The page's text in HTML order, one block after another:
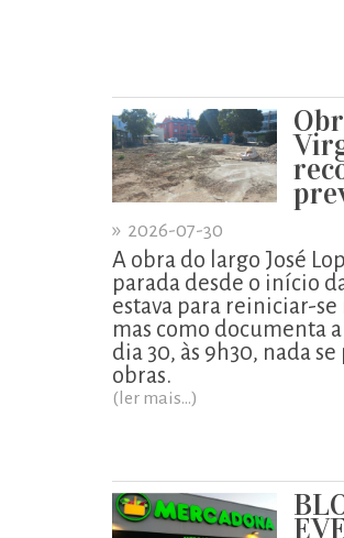
» 2026-07-30
A obra do largo José
parada desde o início
estava para reiniciar-se
mas como documenta
dia 30, às 9h30, nada se
obras.
(ler mais...)